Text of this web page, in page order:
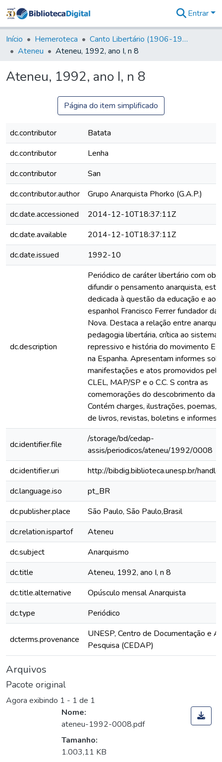
&
Coleções
Tudo na
Digital
Entrar
Início Hemeroteca
Canto Libertário (1906-1995)
Ateneu
Ateneu, 1992, ano I, n 8
Ateneu, 1992, ano I, n 8
Página do item simplificado
dc.contributor
Batata
dc.contributor
Lenha
dc.contributor
San
dc.contributor.author
Grupo Anarquista Phorko (G.A.P.)
dc.date.accessioned
2014-12-10T18:37:11Z
dc.date.available
2014-12-10T18:37:11Z
dc.date.issued
1992-10
dc.description
Periódico de caráter libertário com
difundir o pensamento anarquista,
dedicada à questão da educação e ao
espanhol Francisco Ferrer fundador da
Nova. Destaca a relação entre
pedagogia libertária, crítica ao sistema
repressivo e história do movimento
na Espanha. Apresentam informes
manifestações e atos promovidos
CLEL, MAP/SP e o C.C. S contra as
comemorações do descobrimento da
Contém charges, ilustrações, poemas,
de livros, revistas, boletins e informes.
dc.identifier.file
/storage/bd/cedap-
assis/periodicos/ateneu/1992/0008
dc.identifier.uri
http://bibdig.biblioteca.unesp.br/
dc.language.iso
pt_BR
dc.publisher.place
São Paulo, São Paulo,Brasil
dc.relation.ispartof
Ateneu
dc.subject
Anarquismo
dc.title
Ateneu, 1992, ano I, n 8
dc.title.alternative
Opúsculo mensal Anarquista
dc.type
Periódico
dcterms.provenance
UNESP, Centro de Documentação e
Pesquisa (CEDAP)
Arquivos
Pacote original
Agora exibindo 1 - 1 de 1
Nome:
ateneu-1992-0008.pdf
Tamanho:
1.003,11 KB